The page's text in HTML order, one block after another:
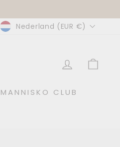
MUNTEENHEID
Nederland (EUR €)
MANNISKO CLUB